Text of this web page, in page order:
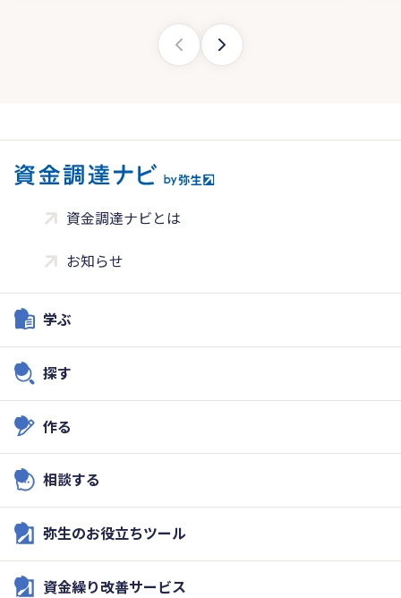
資金調達ナビとは
お知らせ
学ぶ
探す
作る
相談する
弥生のお役立ちツール
資金繰り改善サービス